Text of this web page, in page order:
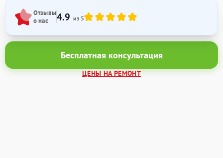
Отзывы
о нас
4.9 из 5
Бесплатная консультация
ЦЕНЫ НА РЕМОНТ